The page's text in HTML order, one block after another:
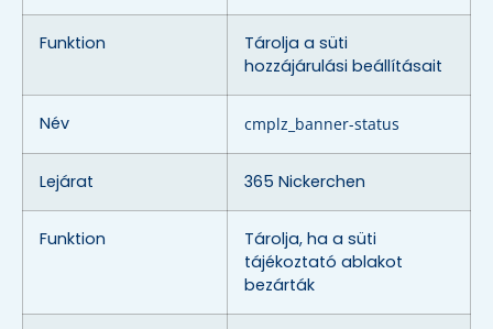
Funktion
Tárolja a süti
hozzájárulási beállításait
Név cmplz_banner-status
Lejárat 365 Nickerchen
Funktion
Tárolja, ha a süti
tájékoztató ablakot
bezárták